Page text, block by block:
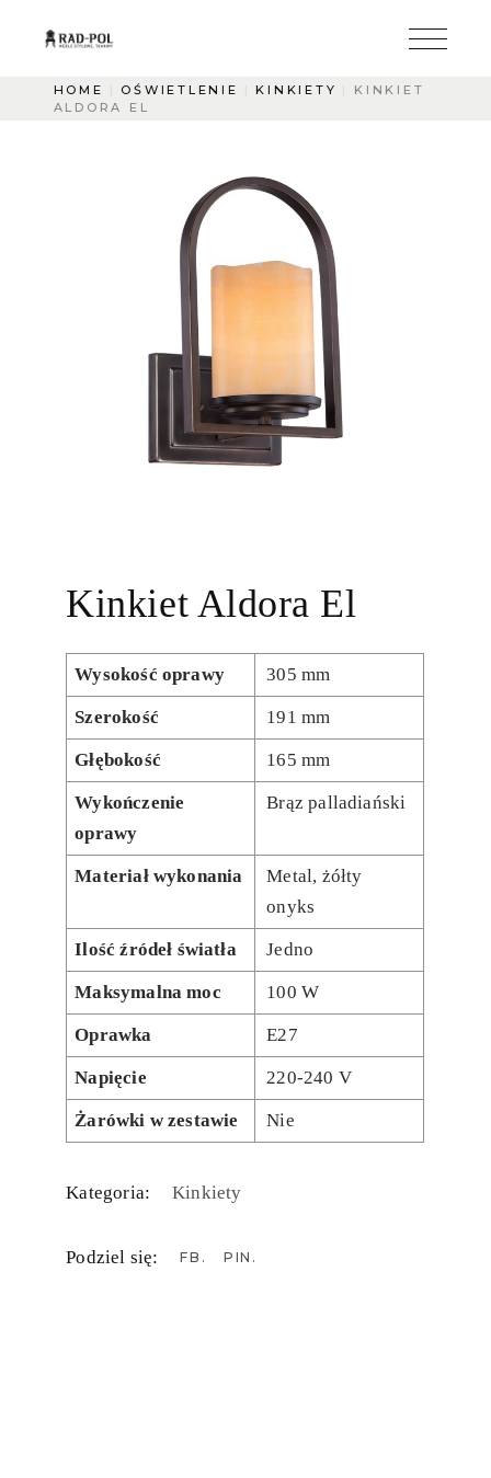
HOME OŚWIETLENIE KINKIETY
KINKIET
ALDORA EL
Kinkiet Aldora El
Wysokość oprawy 305 mm
Szerokość 191 mm
Głębokość 165 mm
Wykończenie
oprawy
Brąz palladiański
Materiał wykonania
Metal, żółty
onyks
Ilość źródeł światła Jedno
Maksymalna moc 100 W
Oprawka E27
Napięcie 220-240 V
Żarówki w zestawie Nie
Kategoria: Kinkiety
Podziel się: FB PIN